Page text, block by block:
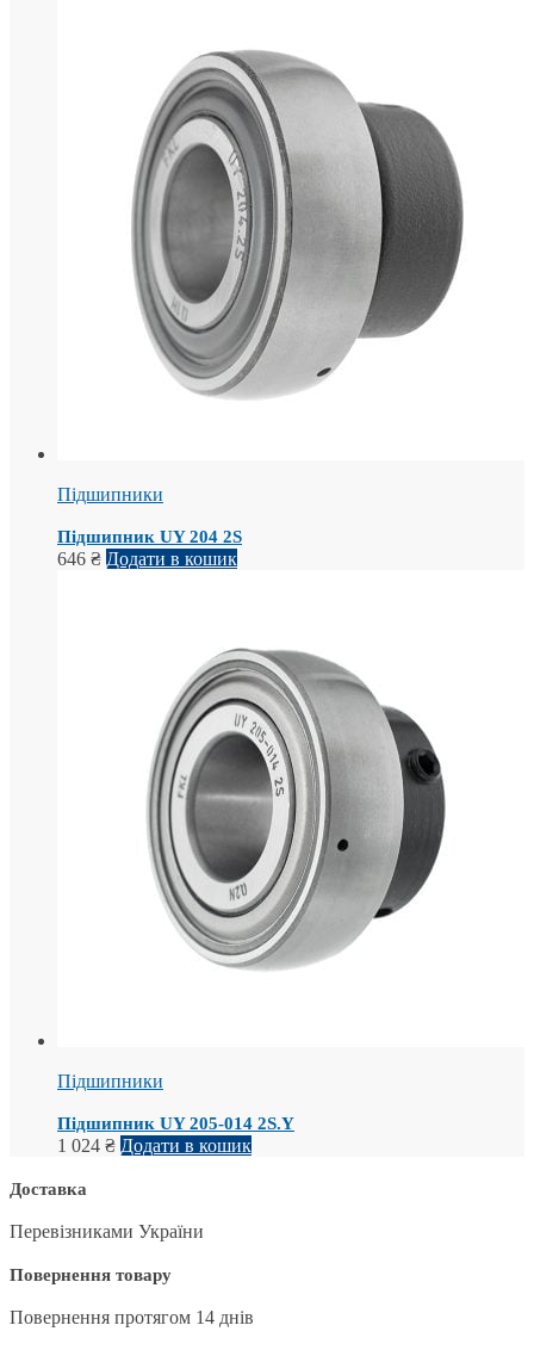
Підшипники
Підшипник UY 204 2S
646 ₴ Додати в кошик
Підшипники
Підшипник UY 205-014 2S.Y
1 024 ₴ Додати в кошик
Доставка
Перевізниками України
Повернення товару
Повернення протягом 14 днів